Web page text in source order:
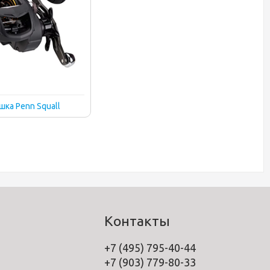
Penn Squall
Контакты
+7 (495) 795-40-44
+7 (903) 779-80-33